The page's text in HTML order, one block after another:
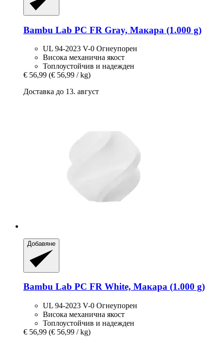
Bambu Lab PC FR Gray, Макара (1.000 g)
UL 94-2023 V-0 Огнеупорен
Висока механична якост
Топлоустойчив и надежден
€ 56,99 (€ 56,99 / kg)
Доставка до 13. август
Добавяне
Bambu Lab PC FR White, Макара (1.000 g)
UL 94-2023 V-0 Огнеупорен
Висока механична якост
Топлоустойчив и надежден
€ 56,99 (€ 56,99 / kg)